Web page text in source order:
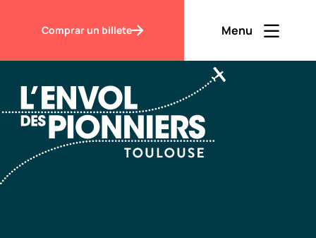
Comprar un billete Menu
Ouvrir